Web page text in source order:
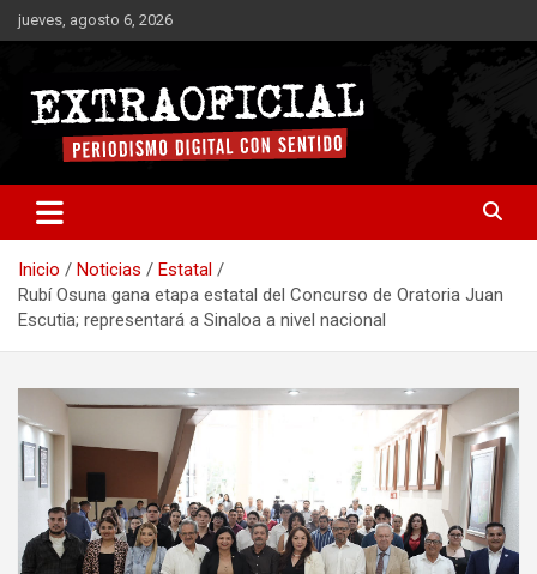
Saltar
al
jueves, agosto 6, 2026
Extraoficial
Inicio Noticias
Estatal
Rubí Osuna gana etapa estatal del Concurso de Oratoria Juan
Escutia; representará a Sinaloa a nivel nacional